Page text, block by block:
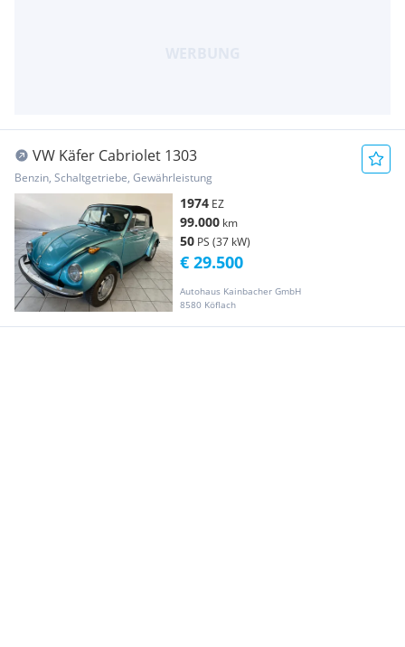
VW Käfer Cabriolet 1303
Benzin, Schaltgetriebe, Gewährleistung
1974 EZ
99.000 km
50 PS (37 kW)
Autohaus Kainbacher GmbH
8580 Köflach
€ 29.500